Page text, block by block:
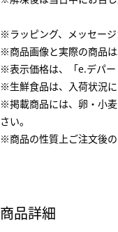
※ラッピング、メッセー
※商品画像と実際の商品は
※表示価格は、「e.デパー
※生鮮食品は、入荷状況
※掲載商品には、卵・小
さい。
※商品の性質上ご注文後の
商品詳細